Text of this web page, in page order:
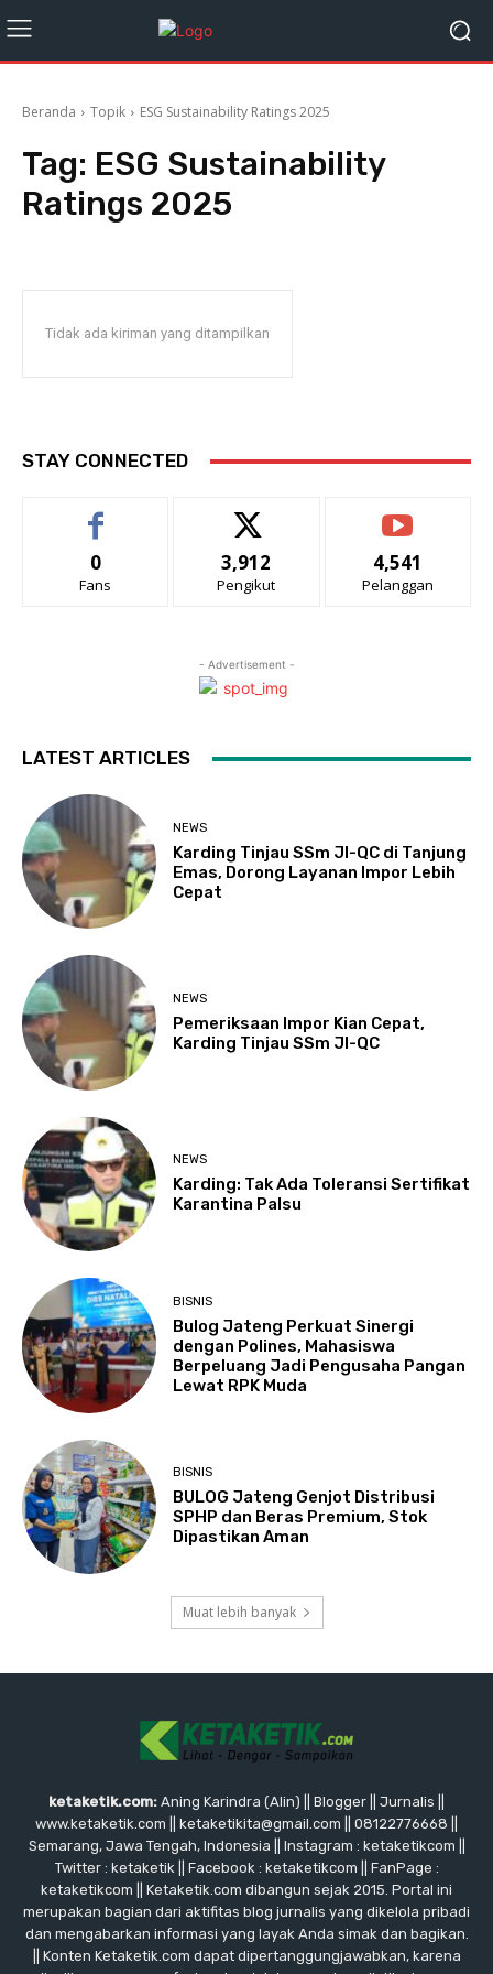
Beranda Topik ESG Sustainability Ratings 2025
Tag: ESG Sustainability
Ratings 2025
Tidak ada kiriman yang ditampilkan
STAY CONNECTED
0
Fans
3,912
Pengikut
4,541
Pelanggan
- Advertisement -
LATEST ARTICLES
NEWS
Karding Tinjau SSm JI-QC di Tanjung
Emas, Dorong Layanan Impor Lebih
Cepat
NEWS
Pemeriksaan Impor Kian Cepat,
Karding Tinjau SSm JI-QC
NEWS
Karding: Tak Ada Toleransi Sertifikat
Karantina Palsu
BISNIS
Bulog Jateng Perkuat Sinergi
dengan Polines, Mahasiswa
Berpeluang Jadi Pengusaha Pangan
Lewat RPK Muda
BISNIS
BULOG Jateng Genjot Distribusi
SPHP dan Beras Premium, Stok
Dipastikan Aman
Muat lebih banyak
ketaketik.com: Aning Karindra (Alin) || Blogger || Jurnalis ||
www.ketaketik.com || ketaketikita@gmail.com || 08122776668 ||
Semarang, Jawa Tengah, Indonesia || Instagram : ketaketikcom ||
Twitter : ketaketik || Facebook : ketaketikcom || FanPage :
ketaketikcom || Ketaketik.com dibangun sejak 2015. Portal ini
merupakan bagian dari aktifitas blog jurnalis yang dikelola pribadi
dan mengabarkan informasi yang layak Anda simak dan bagikan.
|| Konten Ketaketik.com dapat dipertanggungjawabkan, karena